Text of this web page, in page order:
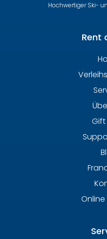
Hochwertiger Ski-
Rent